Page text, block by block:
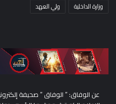
وزارة الداخلية
ولي العهد
عن الوفاق: ” الوفاق ” صحيفة